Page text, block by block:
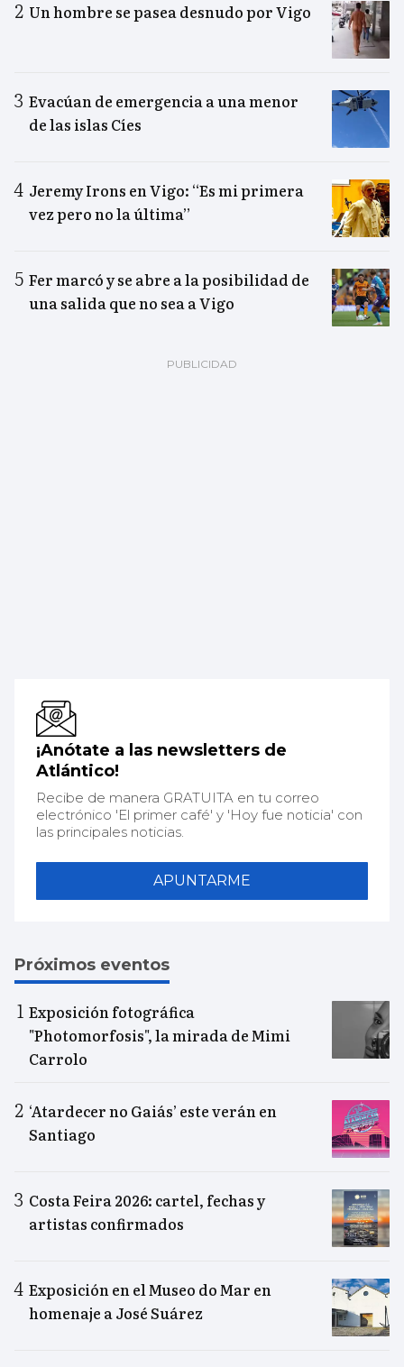
Un hombre se pasea desnudo por Vigo
Evacúan de emergencia a una menor
de las islas Cíes
Jeremy Irons en Vigo: “Es mi primera
vez pero no la última”
Fer marcó y se abre a la posibilidad de
una salida que no sea a Vigo
¡Anótate a las newsletters de
Atlántico!
Recibe de manera GRATUITA en tu correo
electrónico 'El primer café' y 'Hoy fue noticia' con
las principales noticias.
APUNTARME
Próximos eventos
Exposición fotográfica
"Photomorfosis", la mirada de Mimi
Carrolo
‘Atardecer no Gaiás’ este verán en
Santiago
Costa Feira 2026: cartel, fechas y
artistas confirmados
Exposición en el Museo do Mar en
homenaje a José Suárez